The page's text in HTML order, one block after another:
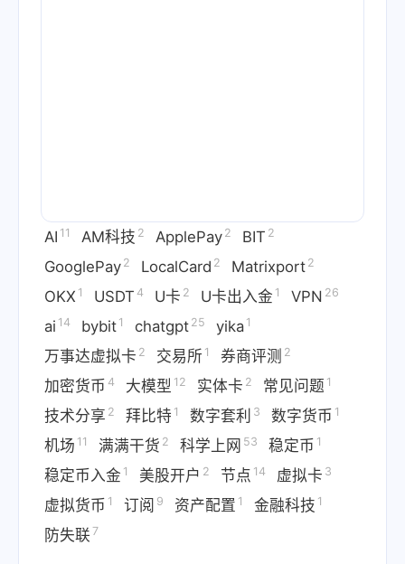
AI 11 AM科技 2 ApplePay 2 BIT 2
GooglePay 2 LocalCard 2 Matrixport 2
OKX 1 USDT 4 U卡 2 U卡出入金 1 VPN 26
ai 14 bybit 1 chatgpt 25 yika 1
万事达虚拟卡 2 交易所 1 券商评测 2
加密货币 4 大模型 12 实体卡 2 常见问题 1
技术分享 2 拜比特 1 数字套利 3 数字货币 1
机场 11 满满干货 2 科学上网 53 稳定币 1
稳定币入金 1 美股开户 2 节点 14 虚拟卡 3
虚拟货币 1 订阅 9 资产配置 1 金融科技 1
防失联 7